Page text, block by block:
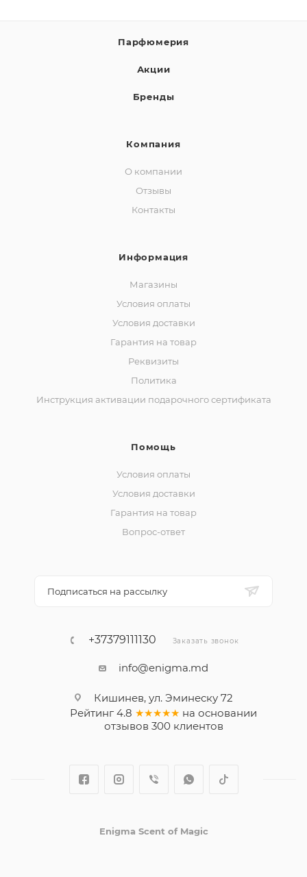
Парфюмерия
Акции
Бренды
Компания
О компании
Отзывы
Контакты
Информация
Магазины
Условия оплаты
Условия доставки
Гарантия на товар
Реквизиты
Политика
Инструкция активации подарочного сертификата
Помощь
Условия оплаты
Условия доставки
Гарантия на товар
Вопрос-ответ
Подписаться на рассылку
+37379111130 Заказать звонок
info@enigma.md
Кишинев, ул. Эминеску 72
Рейтинг 4.8 ★★★★★ на основании
отзывов 300клиентов
Enigma Scent of Magic